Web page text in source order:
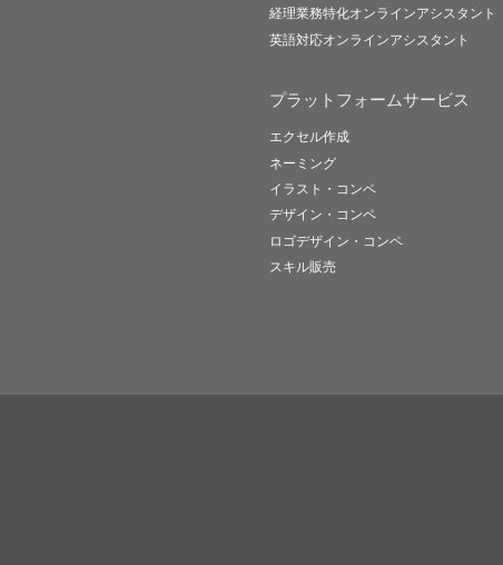
経理業務特化オンラインアシスタント
英語対応オンラインアシスタント
プラットフォームサービス
エクセル作成
ネーミング
イラスト・コンペ
デザイン・コンペ
ロゴデザイン・コンペ
スキル販売